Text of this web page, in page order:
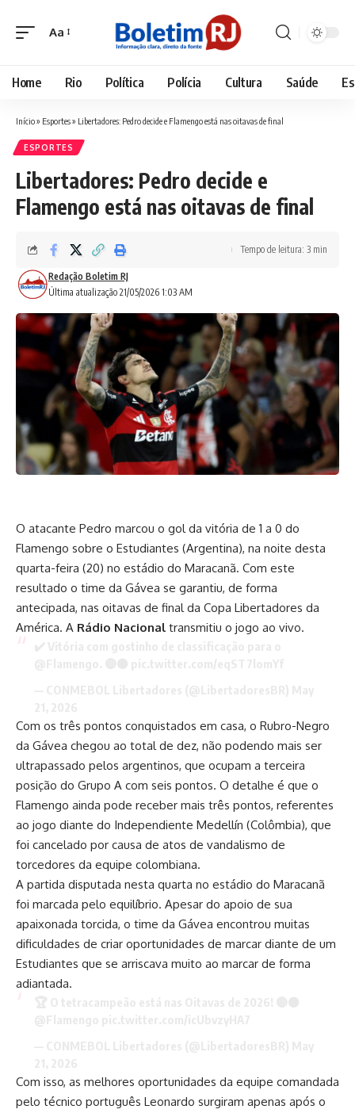
Font
Aa
Home Rio Política Polícia Cultura Saúde
Início» Esportes» Libertadores: Pedro decide e Flamengo está nas oitavas de final
ESPORTES
Libertadores: Pedro decide e
Flamengo está nas oitavas de final
Última atualização 21/05/2026 1:03 AM
Redação Boletim RJ
Tempo de leitura: 3 min
O atacante Pedro marcou o gol da vitória de 1 a 0 do
Flamengo sobre o Estudiantes (Argentina), na noite desta
quarta-feira (20) no estádio do Maracanã. Com este
resultado o time da Gávea se garantiu, de forma
antecipada, nas oitavas de final da Copa Libertadores da
América. A Rádio Nacional transmitiu o jogo ao vivo.
Com os três pontos conquistados em casa, o Rubro-Negro
da Gávea chegou ao total de dez, não podendo mais ser
ultrapassado pelos argentinos, que ocupam a terceira
posição do Grupo A com seis pontos. O detalhe é que o
Flamengo ainda pode receber mais três pontos, referentes
ao jogo diante do Independiente Medellín (Colômbia), que
foi cancelado por causa de atos de vandalismo de
torcedores da equipe colombiana.
A partida disputada nesta quarta no estádio do Maracanã
foi marcada pelo equilíbrio. Apesar do apoio de sua
apaixonada torcida, o time da Gávea encontrou muitas
dificuldades de criar oportunidades de marcar diante de um
Estudiantes que se arriscava muito ao marcar de forma
adiantada.
Com isso, as melhores oportunidades da equipe comandada
pelo técnico português Leonardo surgiram apenas após o